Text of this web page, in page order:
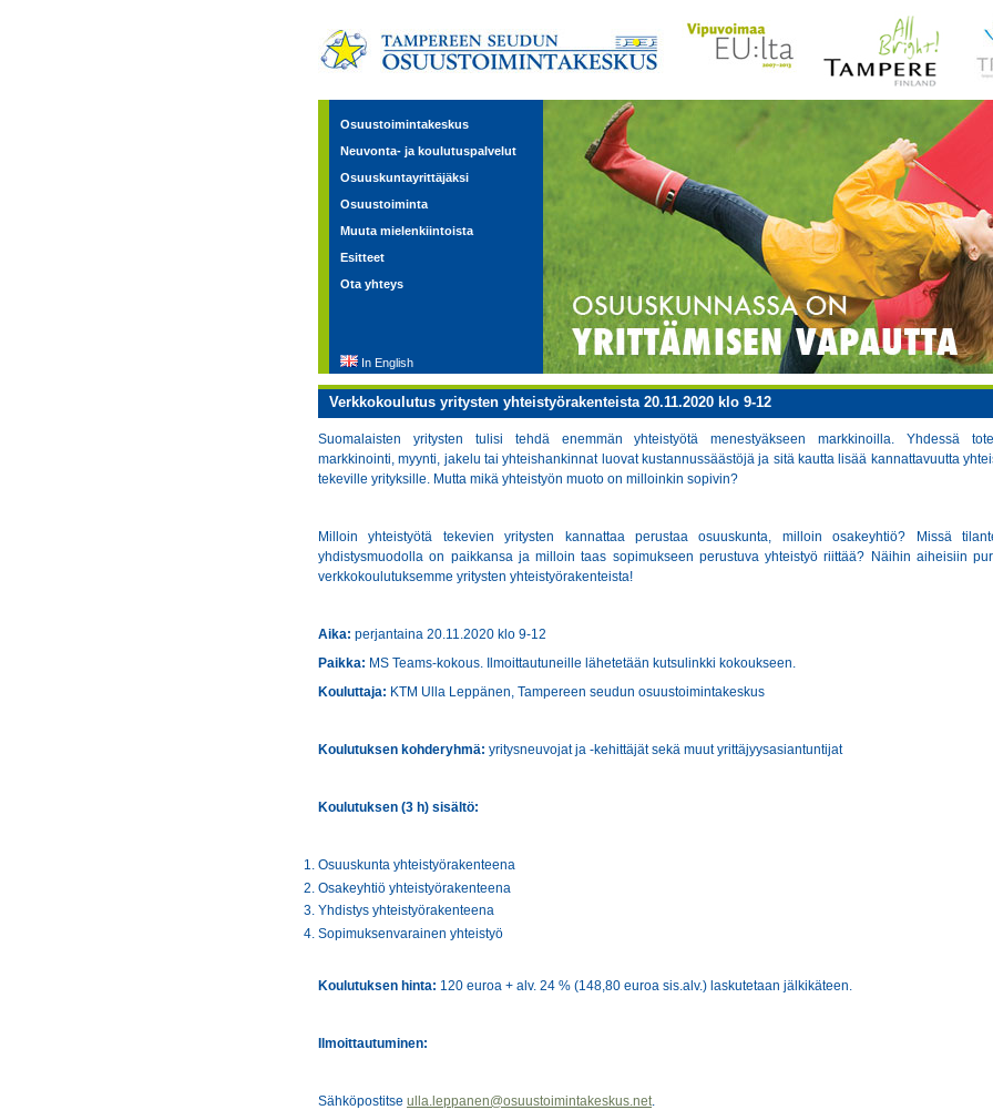
Osuustoimintakeskus
Neuvonta- ja koulutuspalvelut
Osuuskuntayrittäjäksi
Osuustoiminta
Muuta mielenkiintoista
Esitteet
Ota yhteys
In English
Verkkokoulutus yritysten yhteistyörakenteista 20.11.2020 klo 9-12
Suomalaisten yritysten tulisi tehdä enemmän yhteistyötä menestyäkseen markkinoilla. Yhdessä
markkinointi, myynti, jakelu tai yhteishankinnat luovat kustannussäästöjä ja sitä kautta lisää kannattavuutta
tekeville yrityksille. Mutta mikä yhteistyön muoto on milloinkin sopivin?
Milloin yhteistyötä tekevien yritysten kannattaa perustaa osuuskunta, milloin osakeyhtiö? Missä
yhdistysmuodolla on paikkansa ja milloin taas sopimukseen perustuva yhteistyö riittää? Näihin aiheisiin
verkkokoulutuksemme yritysten yhteistyörakenteista!
Aika: perjantaina 20.11.2020 klo 9-12
Paikka: MS Teams-kokous. Ilmoittautuneille lähetetään kutsulinkki kokoukseen.
Kouluttaja: KTM Ulla Leppänen, Tampereen seudun osuustoimintakeskus
Koulutuksen kohderyhmä: yritysneuvojat ja -kehittäjät sekä muut yrittäjyysasiantuntijat
Koulutuksen (3 h) sisältö:
Osuuskunta yhteistyörakenteena
Osakeyhtiö yhteistyörakenteena
Yhdistys yhteistyörakenteena
Sopimuksenvarainen yhteistyö
Koulutuksen hinta: 120 euroa + alv. 24 % (148,80 euroa sis.alv.) laskutetaan jälkikäteen.
Ilmoittautuminen:
Sähköpostitse ulla.leppanen@osuustoimintakeskus.net